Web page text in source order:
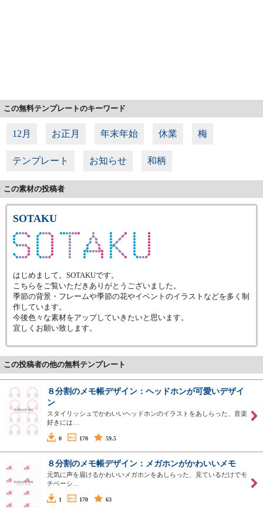
この無料テンプレートのキーワード
12月 お正月 年末年始 休業 梅
テンプレート お知らせ 和柄
この素材の投稿者
SOTAKU
はじめまして。SOTAKUです。
こちらをご覧いただきありがとうございました。
季節の背景・フレームや季節の花やイベントのイラストなどを多く制
作しています。
今後色々な素材をアップしていきたいと思います。
宜しくお願い致します。
この投稿者の他の無料テンプレート
８分割のメモ帳デザイン：ヘッドホンが可愛いデザイ
ン
スタイリッシュでかわいいヘッドホンのイラストをあしらった、音楽
好きには…
0 170 59.5
８分割のメモ帳デザイン：メガホンがかわいいメモ
元気に声を届けるかわいいメガホンをあしらった、見ているだけでモ
チベーシ…
1 170 63